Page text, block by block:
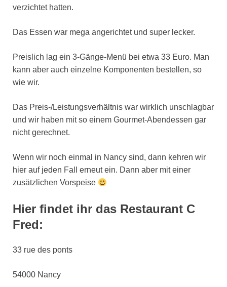
verzichtet hatten.
Das Essen war mega angerichtet und super lecker.
Preislich lag ein 3-Gänge-Menü bei etwa 33 Euro. Man
kann aber auch einzelne Komponenten bestellen, so
wie wir.
Das Preis-/Leistungsverhältnis war wirklich unschlagbar
und wir haben mit so einem Gourmet-Abendessen gar
nicht gerechnet.
Wenn wir noch einmal in Nancy sind, dann kehren wir
hier auf jeden Fall erneut ein. Dann aber mit einer
zusätzlichen Vorspeise
Hier findet ihr das Restaurant C
Fred:
33 rue des ponts
54000 Nancy